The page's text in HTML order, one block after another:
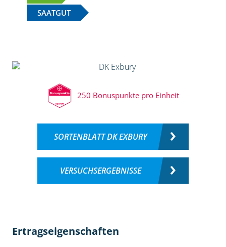
SAATGUT
250 Bonuspunkte pro Einheit
SORTENBLATT DK EXBURY
VERSUCHSERGEBNISSE
Ertragseigenschaften